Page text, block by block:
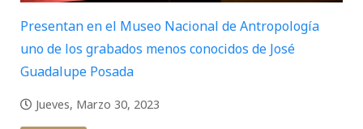
Presentan en el Museo Nacional de Antropología
uno de los grabados menos conocidos de José
Guadalupe Posada
Jueves, Marzo 30, 2023